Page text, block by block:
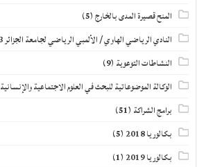
المنح قصيرة المدى بالخارج(5)
النادي الرياضي الهاوي / الألمبي الرياضي لجامعة الجزائر 3
النشاطات التوعوية (9)
الوكالة الموضوعاتية للبحث في العلوم الاجتماعية والإنسانية
برامج الشراكة (51)
بكالوريا 2018
(5)
بكالوريا 2019
(1)